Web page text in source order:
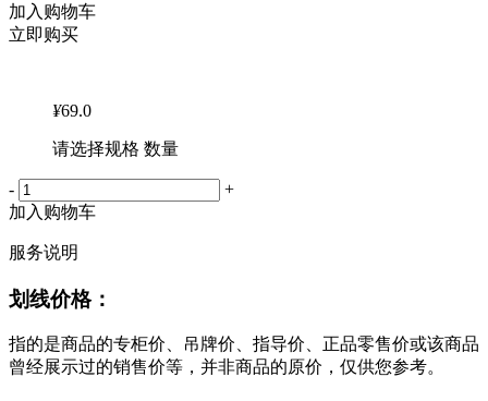
加入购物车
立即购买
¥69.0
请选择规格 数量
-
+
加入购物车
服务说明
划线价格：
指的是商品的专柜价、吊牌价、指导价、正品零售价或该商品
曾经展示过的销售价等，并非商品的原价，仅供您参考。